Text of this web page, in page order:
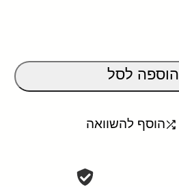
הוספה לסל
הוסף להשוואה